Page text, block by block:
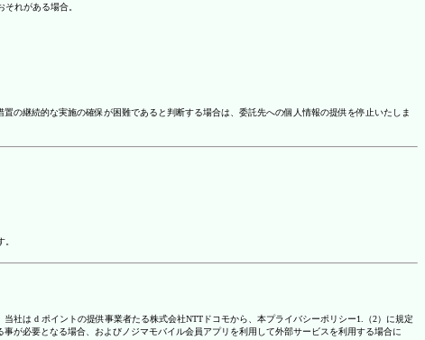
れがある場合。
の継続的な実施の確保が困難であると判断する場合は、委託先への個人情報の提供を停止いたしま
社は d ポイントの提供事業者たる株式会社NTTドコモから、本プライバシーポリシー1.（2）に規定
が必要となる場合、およびノジマモバイル会員アプリを利用して外部サービスを利用する場合に